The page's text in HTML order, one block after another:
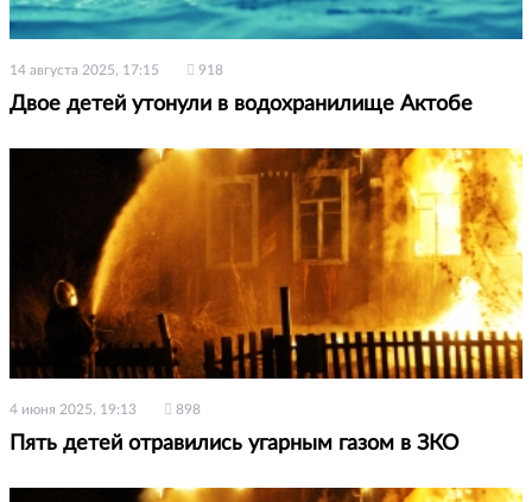
14 августа 2025, 17:15 918
Двое детей утонули в водохранилище Актобе
4 июня 2025, 19:13 898
Пять детей отравились угарным газом в ЗКО